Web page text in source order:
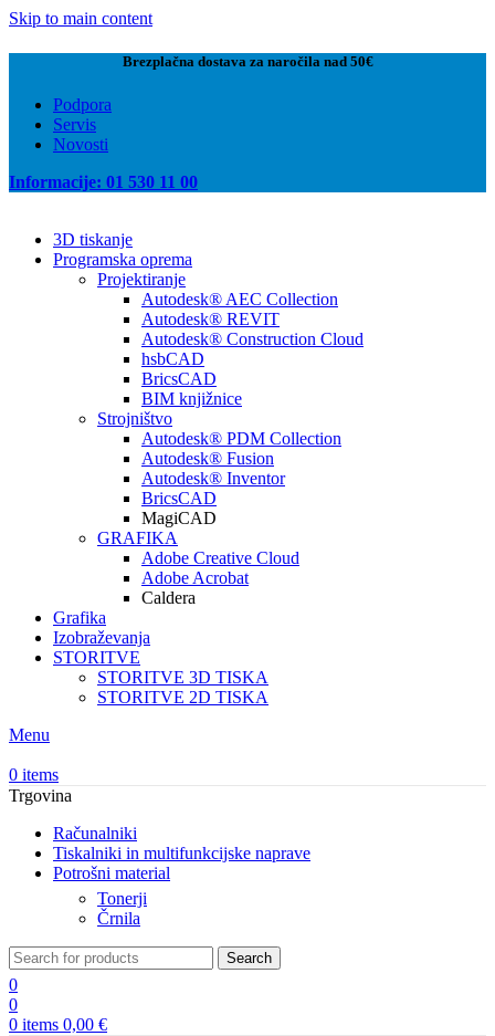
Skip to main content
Brezplačna dostava za naročila nad 50€
Podpora
Servis
Novosti
Informacije: 01 530 11 00
3D tiskanje
Programska oprema
Projektiranje
Autodesk® AEC Collection
Autodesk® REVIT
Autodesk® Construction Cloud
hsbCAD
BricsCAD
BIM knjižnice
Strojništvo
Autodesk® PDM Collection
Autodesk® Fusion
Autodesk® Inventor
BricsCAD
MagiCAD
GRAFIKA
Adobe Creative Cloud
Adobe Acrobat
Caldera
Grafika
Izobraževanja
STORITVE
STORITVE 3D TISKA
STORITVE 2D TISKA
Menu
0 items
Trgovina
Računalniki
Tiskalniki in multifunkcijske naprave
Potrošni material
Tonerji
Črnila
Search
0
0
0 items 0,00 €